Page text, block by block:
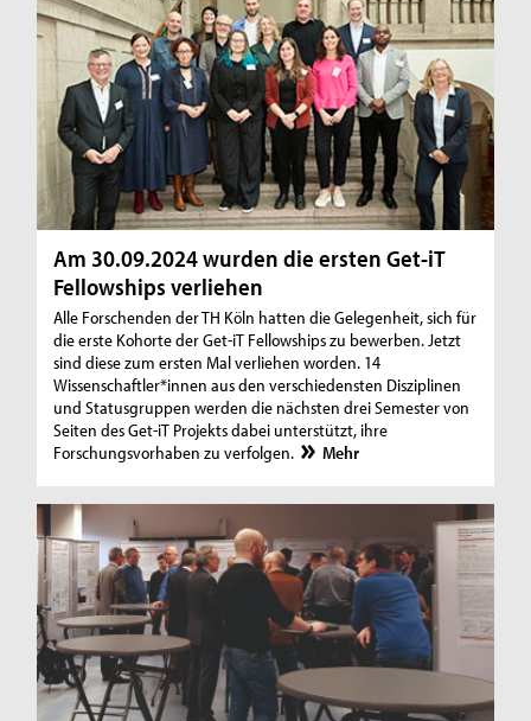
Am 30.09.2024 wurden die ersten Get-iT
Fellowships verliehen
Alle Forschenden der TH Köln hatten die Gelegenheit, sich für
die erste Kohorte der Get-iT Fellowships zu bewerben. Jetzt
sind diese zum ersten Mal verliehen worden. 14
Wissenschaftler*innen aus den verschiedensten Disziplinen
und Statusgruppen werden die nächsten drei Semester von
Seiten des Get-iT Projekts dabei unterstützt, ihre
Forschungsvorhaben zu verfolgen.
Mehr